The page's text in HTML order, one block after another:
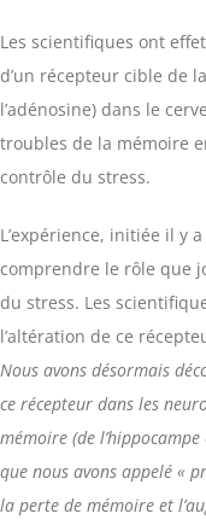
Les scientifiques ont
d’un récepteur cible de
l’adénosine) dans le
troubles de la mémoire
contrôle du stress.
L’expérience, initiée il y
comprendre le rôle que
du stress. Les
l’altération de ce
Nous avons désormais
ce récepteur dans les
mémoire (de
que nous avons appelé «
la perte de mémoire et